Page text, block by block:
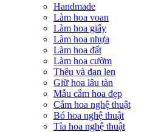
Handmade
Làm hoa voan
Làm hoa giấy
Làm hoa nhựa
Làm hoa đất
Làm hoa cườm
Thêu và đan len
Giữ hoa lâu tàn
Mẫu cắm hoa đẹp
Cắm hoa nghệ thuật
Bó hoa nghệ thuật
Tỉa hoa nghệ thuật